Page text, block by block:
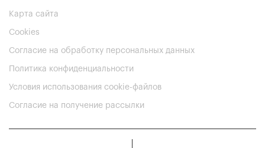
Карта сайта
Cookies
Согласие на обработку персональных данных
Политика конфиденциальности
Условия использования cookie-файлов
Согласие на получение рассылки